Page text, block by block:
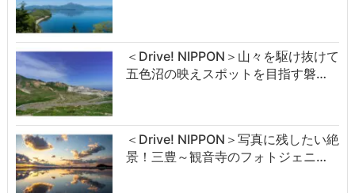
＜Drive! NIPPON＞山々を駆け抜けて
五色沼の映えスポットを目指す磐…
＜Drive! NIPPON＞写真に残したい絶
景！三豊～観音寺のフォトジェニ…